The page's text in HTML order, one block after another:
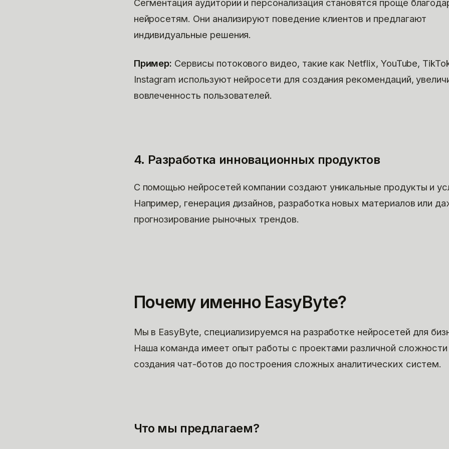
Сегментация аудитории и персонализация становятся проще
нейросетям. Они анализируют поведение клиентов и предлагают
индивидуальные решения.
Пример: Сервисы потокового видео, такие как Netflix, YouTube,
Instagram используют нейросети для создания рекомендаций,
вовлеченность пользователей.
4. Разработка инновационных продуктов
С помощью нейросетей компании создают уникальные продукты и
Например, генерация дизайнов, разработка новых материалов или
прогнозирование рыночных трендов.
Почему именно EasyByte?
Мы в EasyByte, специализируемся на разработке нейросетей для
Наша команда имеет опыт работы с проектами различной
создания чат-ботов до построения сложных аналитических систем.
Что мы предлагаем?